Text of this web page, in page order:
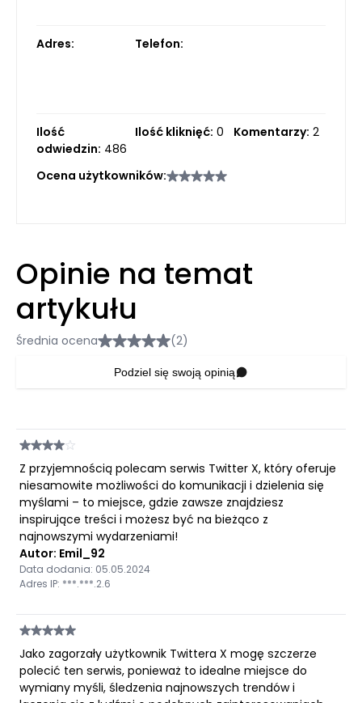
Adres: Telefon:
Ilość
odwiedzin: 486
Ilość kliknięć: 0 Komentarzy: 2
Ocena użytkowników:
Opinie na temat
artykułu
Średnia ocena (2)
Podziel się swoją opinią
Z przyjemnością polecam serwis Twitter X, który oferuje
niesamowite możliwości do komunikacji i dzielenia się
myślami – to miejsce, gdzie zawsze znajdziesz
inspirujące treści i możesz być na bieżąco z
najnowszymi wydarzeniami!
Autor: Emil_92
Data dodania: 05.05.2024
Adres IP: ***.***.2.6
Jako zagorzały użytkownik Twittera X mogę szczerze
polecić ten serwis, ponieważ to idealne miejsce do
wymiany myśli, śledzenia najnowszych trendów i